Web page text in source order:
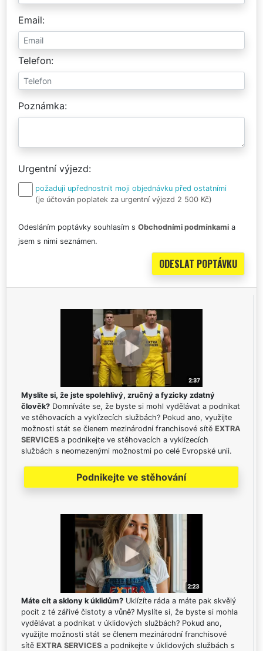
Email
Telefon
Poznámka
Urgentní výjezd
požaduji upřednostnit moji objednávku před ostatními
(je účtován poplatek za urgentní výjezd 2 500 Kč)
Odesláním poptávky souhlasím s Obchodními podmínkami a
jsem s nimi seznámen.
Myslíte si, že jste spolehlivý, zručný a fyzicky zdatný
člověk? Domníváte se, že byste si mohl vydělávat a podnikat
ve stěhovacích a vyklízecích službách? Pokud ano, využijte
možnosti stát se členem mezinárodní franchisové sítě EXTRA
SERVICES a podnikejte ve stěhovacích a vyklízecích
službách s neomezenými možnostmi po celé Evropské unii.
Podnikejte ve stěhování
Máte cit a sklony k úklidům? Uklízíte ráda a máte pak skvělý
pocit z té zářivé čistoty a vůně? Myslíte si, že byste si mohla
vydělávat a podnikat v úklidových službách? Pokud ano,
využijte možnosti stát se členem mezinárodní franchisové
sítě EXTRA SERVICES a podnikejte v úklidových službách s